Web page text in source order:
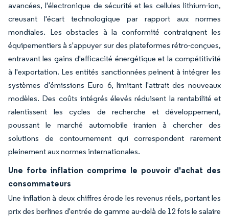
avancées, l'électronique de sécurité et les cellules lithium-ion,
creusant l'écart technologique par rapport aux normes
mondiales. Les obstacles à la conformité contraignent les
équipementiers à s'appuyer sur des plateformes rétro-conçues,
entravant les gains d'efficacité énergétique et la compétitivité
à l'exportation. Les entités sanctionnées peinent à intégrer les
systèmes d'émissions Euro 6, limitant l'attrait des nouveaux
modèles. Des coûts intégrés élevés réduisent la rentabilité et
ralentissent les cycles de recherche et développement,
poussant le marché automobile iranien à chercher des
solutions de contournement qui correspondent rarement
pleinement aux normes internationales.
Une forte inflation comprime le pouvoir d'achat des
consommateurs
Une inflation à deux chiffres érode les revenus réels, portant les
prix des berlines d'entrée de gamme au-delà de 12 fois le salaire